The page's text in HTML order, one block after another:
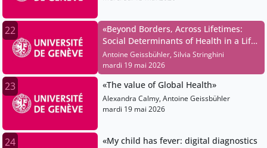
22
«Beyond Borders, Across Lifetimes:
Social Determinants of Health in a Life-
Course and Global Perspective»
Antoine Geissbühler, Silvia Stringhini
mardi 19 mai 2026
23 «The value of Global Health»
Alexandra Calmy, Antoine Geissbühler
mardi 19 mai 2026
24
«My child has fever: digital diagnostics